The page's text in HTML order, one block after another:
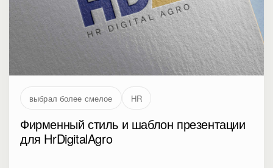
выбрал более смелое HR
Фирменный стиль и шаблон презентации
для HrDigitalAgro